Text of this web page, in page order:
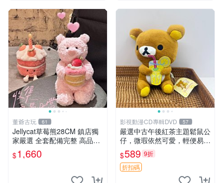
董爺古玩 61
Jellycat草莓熊28CM 鎮店獨
家嚴選 全套配備完整 高品質
收藏好物 紋章 玩具熊 定制熊
$1,660
影視動漫CD專輯DVD 57
嚴選中古午後紅茶主題鬆鼠公
仔，微瑕依然可愛，輕便易運
送 二手收藏推薦 工廠直營 快
遞到府 中古 玩偶 公仔
$589 9折
折扣碼